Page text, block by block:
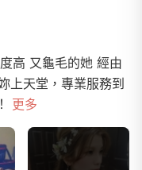
高 又龜毛的她 經由
上天堂，專業服務到
更多